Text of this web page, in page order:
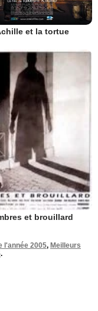
et la tortue
et brouillard
l'année 2005, Meilleurs
.